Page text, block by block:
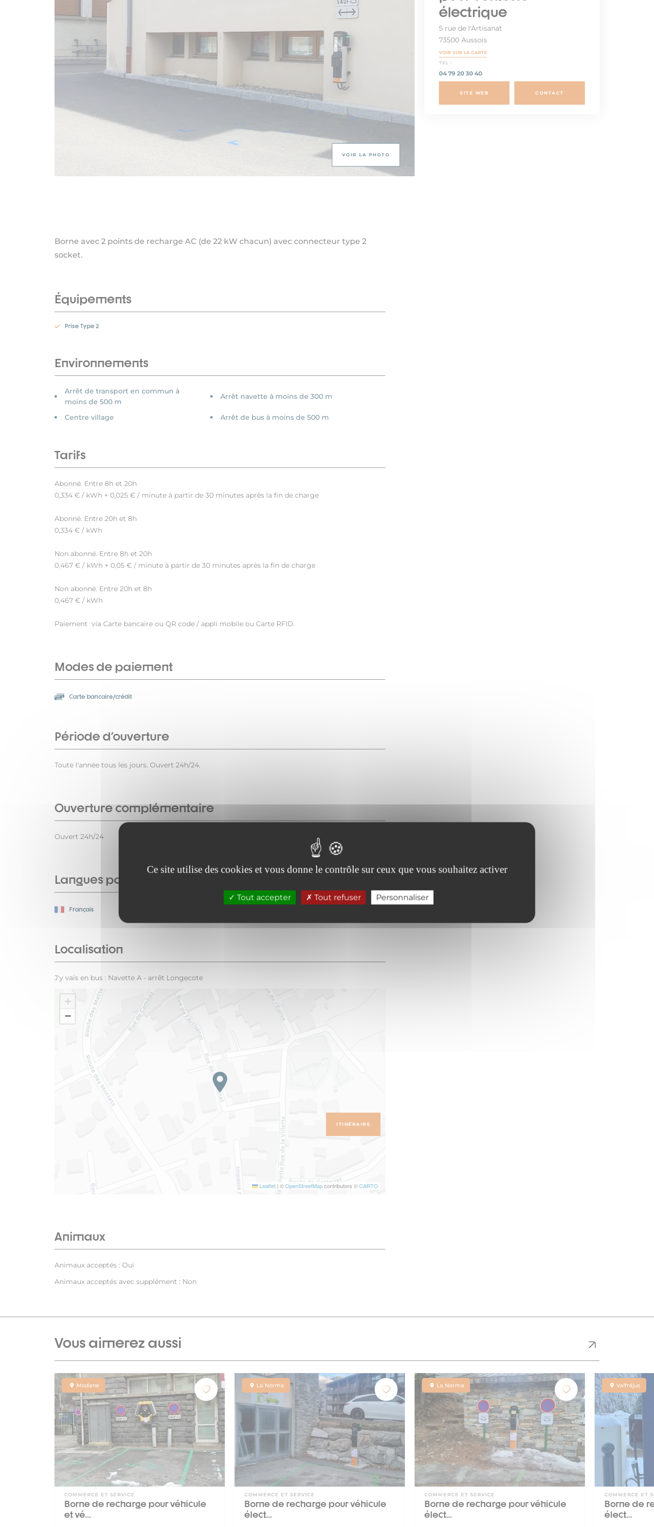
Ce site utilise des cookies et vous donne le contrôle sur ceux que vous souhaitez activer
Tout accepter Tout refuser Personnaliser
VOIR LA PHOTO
Borne avec 2 points de recharge AC (de 22 kW chacun) avec connecteur type 2
socket.
Équipements
Prise Type 2
Environnements
Arrêt de transport en commun à
moins de 500 m
Arrêt navette à moins de 300 m
Centre village Arrêt de bus à moins de 500 m
Tarifs
Abonné. Entre 8h et 20h
0,334 € / kWh + 0,025 € / minute à partir de 30 minutes après la fin de charge
Abonné. Entre 20h et 8h
0,334 € / kWh
Non abonné. Entre 8h et 20h
0,467 € / kWh + 0,05 € / minute à partir de 30 minutes après la fin de charge
Non abonné. Entre 20h et 8h
0,467 € / kWh
Paiement via Carte bancaire ou QR code / appli mobile ou Carte RFID.
Modes de paiement
Carte bancaire/crédit
Période d'ouverture
Toute l'année tous les jours. Ouvert 24h/24.
Ouverture complémentaire
Ouvert 24h/24
Langues parlées
Français
Localisation
J'y vais en bus : Navette A - arrêt Longecote
+
−
Leaflet | ©OpenStreetMapcontributors ©CARTO
ITINÉRAIRE
Animaux
Animaux acceptés : Oui
Animaux acceptés avec supplément : Non
électrique
5 rue de l'Artisanat
73500 Aussois
VOIR SUR LA CARTE
TEL :
04 79 20 30 40
SITE WEB CONTACT
Vous aimerez aussi
Modane
COMMERCE ET SERVICE
Borne de recharge pour véhicule
et vé...
La Norma
COMMERCE ET SERVICE
Borne de recharge pour véhicule
élect...
La Norma
COMMERCE ET SERVICE
Borne de recharge pour véhicule
élect...
Valfréjus
COMMERCE ET
Borne de
élect...